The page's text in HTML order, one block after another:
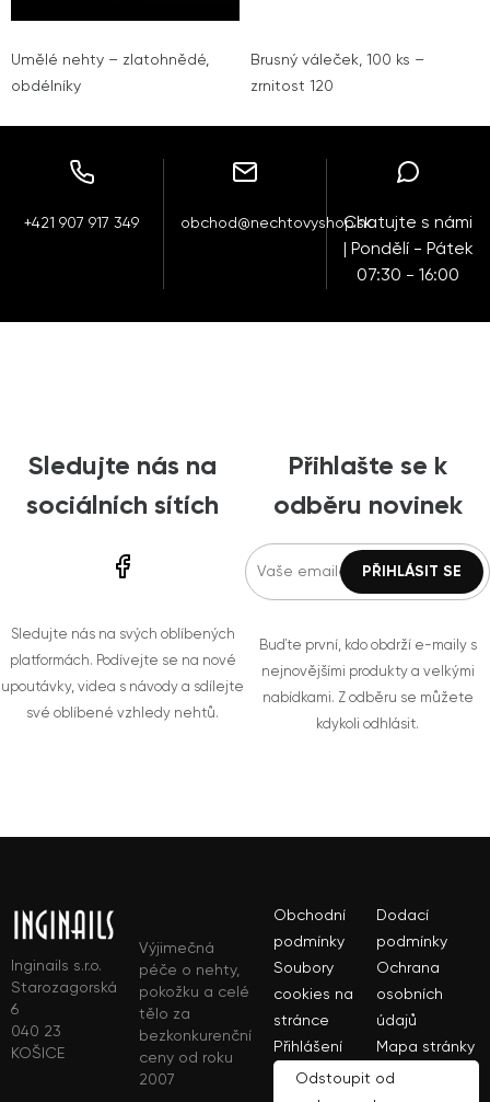
Umělé nehty – zlatohnědé,
obdélníky
Brusný váleček, 100 ks –
zrnitost 120
+421 907 917 349 obchod@nechtovyshop.skChatujte s námi
| Pondělí - Pátek
07:30 - 16:00
Sledujte nás na
sociálních sítích
Sledujte nás na svých oblíbených
platformách. Podívejte se na nové
upoutávky, videa s návody a sdílejte
své oblíbené vzhledy nehtů.
Přihlašte se k
odběru novinek
Buďte první, kdo obdrží e-maily s
nejnovějšími produkty a velkými
nabídkami. Z odběru se můžete
kdykoli odhlásit.
Inginails s.r.o.
Starozagorská
6
040 23
KOŠICE
Výjimečná
péče o nehty,
pokožku a celé
tělo za
bezkonkurenční
ceny od roku
2007
Obchodní
podmínky
Dodací
podmínky
Soubory
cookies na
stránce
Ochrana
osobních
údajů
Přihlášení
Mapa stránky
Odstoupit od